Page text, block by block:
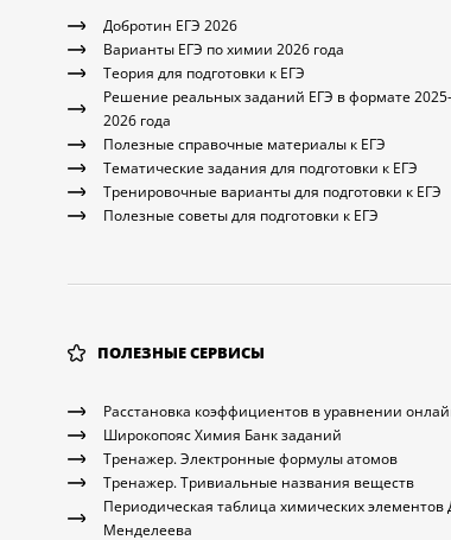
Добротин ЕГЭ 2026
Варианты ЕГЭ по химии 2026 года
Теория для подготовки к ЕГЭ
Решение реальных заданий ЕГЭ в формате 2025-
2026 года
Полезные справочные материалы к ЕГЭ
Тематические задания для подготовки к ЕГЭ
Тренировочные варианты для подготовки к ЕГЭ
Полезные советы для подготовки к ЕГЭ
ПОЛЕЗНЫЕ СЕРВИСЫ
Расстановка коэффициентов в уравнении
Широкопояс Химия Банк заданий
Тренажер. Электронные формулы атомов
Тренажер. Тривиальные названия веществ
Периодическая таблица химических элементов
Менделеева